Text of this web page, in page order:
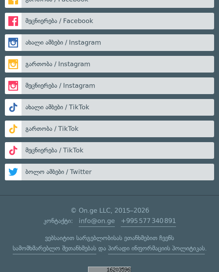
მეცნიერება / Facebook
ახალი ამბები / Instagram
გართობა / Instagram
მეცნიერება / Instagram
ახალი ამბები / TikTok
გართობა / TikTok
მეცნიერება / TikTok
ბოლო ამბები / Twitter
© On.ge LLC, 2015–2026
კონტაქტი: info@on.ge +995 577 340 891
ვებსაიტით სარგებლობისას ეთანხმებით ჩვენს
სამომხმარებლო შეთანხმებასდა პირადი ინფორმაციის პოლიტიკას.